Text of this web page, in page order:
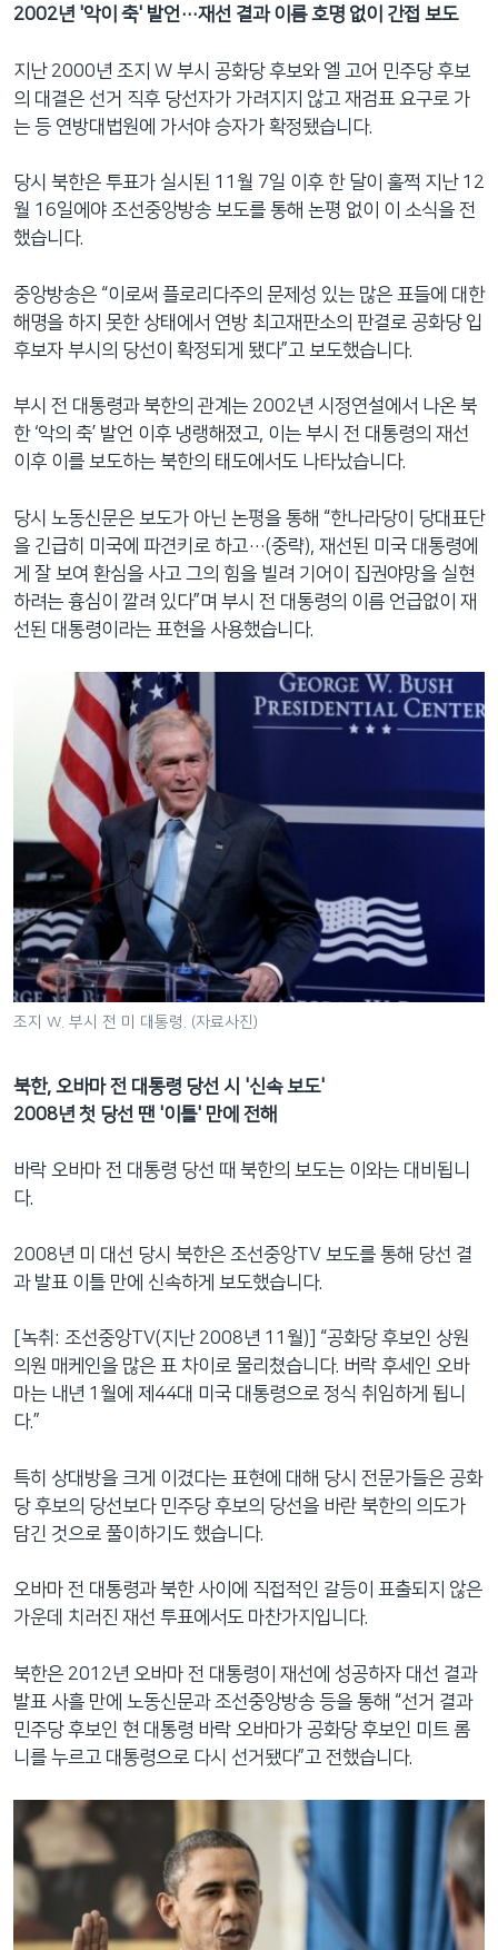
2002년 '악이 축' 발언…재선 결과 이름 호명 없이 간접 보도
지난 2000년 조지 W 부시 공화당 후보와 엘 고어 민주당 후보
의 대결은 선거 직후 당선자가 가려지지 않고 재검표 요구로 가
는 등 연방대법원에 가서야 승자가 확정됐습니다.
당시 북한은 투표가 실시된 11월 7일 이후 한 달이 훌쩍 지난 12
월 16일에야 조선중앙방송 보도를 통해 논평 없이 이 소식을 전
했습니다.
중앙방송은 “이로써 플로리다주의 문제성 있는 많은 표들에 대한
해명을 하지 못한 상태에서 연방 최고재판소의 판결로 공화당 입
후보자 부시의 당선이 확정되게 됐다”고 보도했습니다.
부시 전 대통령과 북한의 관계는 2002년 시정연설에서 나온 북
한 ‘악의 축’ 발언 이후 냉랭해졌고, 이는 부시 전 대통령의 재선
이후 이를 보도하는 북한의 태도에서도 나타났습니다.
당시 노동신문은 보도가 아닌 논평을 통해 “한나라당이 당대표단
을 긴급히 미국에 파견키로 하고…(중략), 재선된 미국 대통령에
게 잘 보여 환심을 사고 그의 힘을 빌려 기어이 집권야망을 실현
하려는 흉심이 깔려 있다”며 부시 전 대통령의 이름 언급없이 재
선된 대통령이라는 표현을 사용했습니다.
조지 W. 부시 전 미 대통령. (자료사진)
북한, 오바마 전 대통령 당선 시 '신속 보도'
2008년 첫 당선 땐 '이틀' 만에 전해
바락 오바마 전 대통령 당선 때 북한의 보도는 이와는 대비됩니
다.
2008년 미 대선 당시 북한은 조선중앙TV 보도를 통해 당선 결
과 발표 이틀 만에 신속하게 보도했습니다.
[녹취: 조선중앙TV(지난 2008년 11월)] “공화당 후보인 상원
의원 매케인을 많은 표 차이로 물리쳤습니다. 버락 후세인 오바
마는 내년 1월에 제44대 미국 대통령으로 정식 취임하게 됩니
다.”
특히 상대방을 크게 이겼다는 표현에 대해 당시 전문가들은 공화
당 후보의 당선보다 민주당 후보의 당선을 바란 북한의 의도가
담긴 것으로 풀이하기도 했습니다.
오바마 전 대통령과 북한 사이에 직접적인 갈등이 표출되지 않은
가운데 치러진 재선 투표에서도 마찬가지입니다.
북한은 2012년 오바마 전 대통령이 재선에 성공하자 대선 결과
발표 사흘 만에 노동신문과 조선중앙방송 등을 통해 “선거 결과
민주당 후보인 현 대통령 바락 오바마가 공화당 후보인 미트 롬
니를 누르고 대통령으로 다시 선거됐다”고 전했습니다.